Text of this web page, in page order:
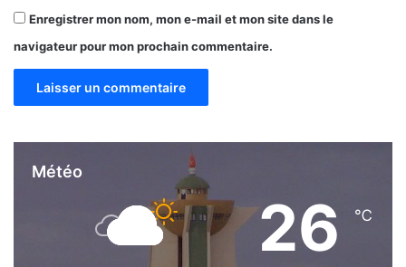
Enregistrer mon nom, mon e-mail et mon site dans le
navigateur pour mon prochain commentaire.
Météo
26 ℃